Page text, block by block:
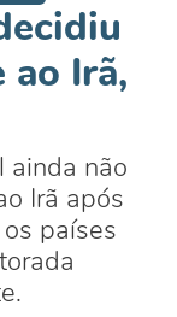
ao Irã,
ainda não
Irã após
países